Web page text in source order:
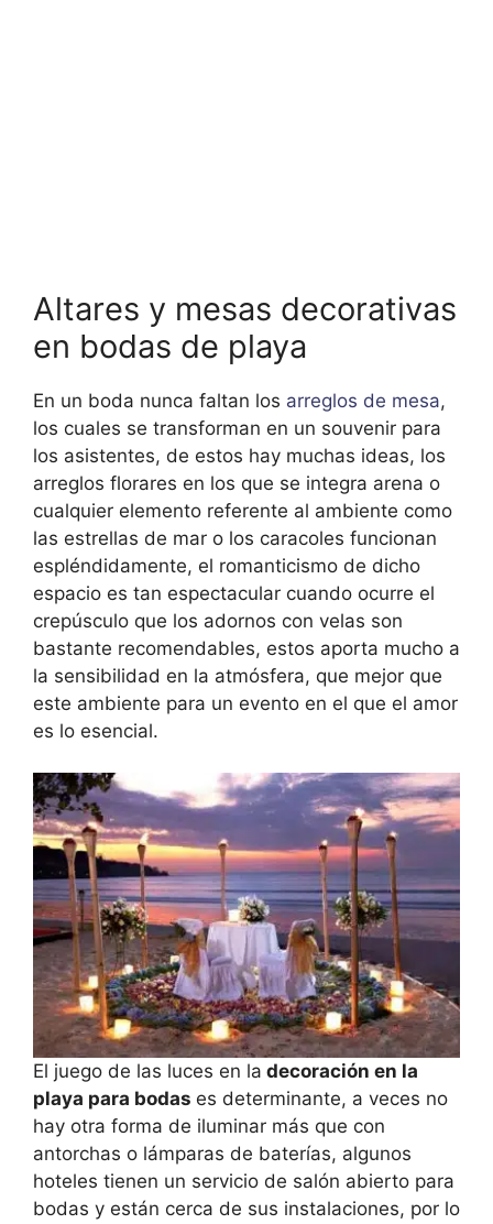
Altares y mesas decorativas
en bodas de playa
En un boda nunca faltan los arreglos de mesa,
los cuales se transforman en un souvenir para
los asistentes, de estos hay muchas ideas, los
arreglos florares en los que se integra arena o
cualquier elemento referente al ambiente como
las estrellas de mar o los caracoles funcionan
espléndidamente, el romanticismo de dicho
espacio es tan espectacular cuando ocurre el
crepúsculo que los adornos con velas son
bastante recomendables, estos aporta mucho a
la sensibilidad en la atmósfera, que mejor que
este ambiente para un evento en el que el amor
es lo esencial.
El juego de las luces en la decoración en la
playa para bodas es determinante, a veces no
hay otra forma de iluminar más que con
antorchas o lámparas de baterías, algunos
hoteles tienen un servicio de salón abierto para
bodas y están cerca de sus instalaciones, por lo